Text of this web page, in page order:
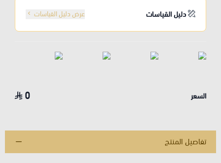
دليل القياسات عرض دليل القياسات
السعر 0
تفاصيل المنتج